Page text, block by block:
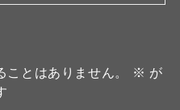
とはありません。 ※ が